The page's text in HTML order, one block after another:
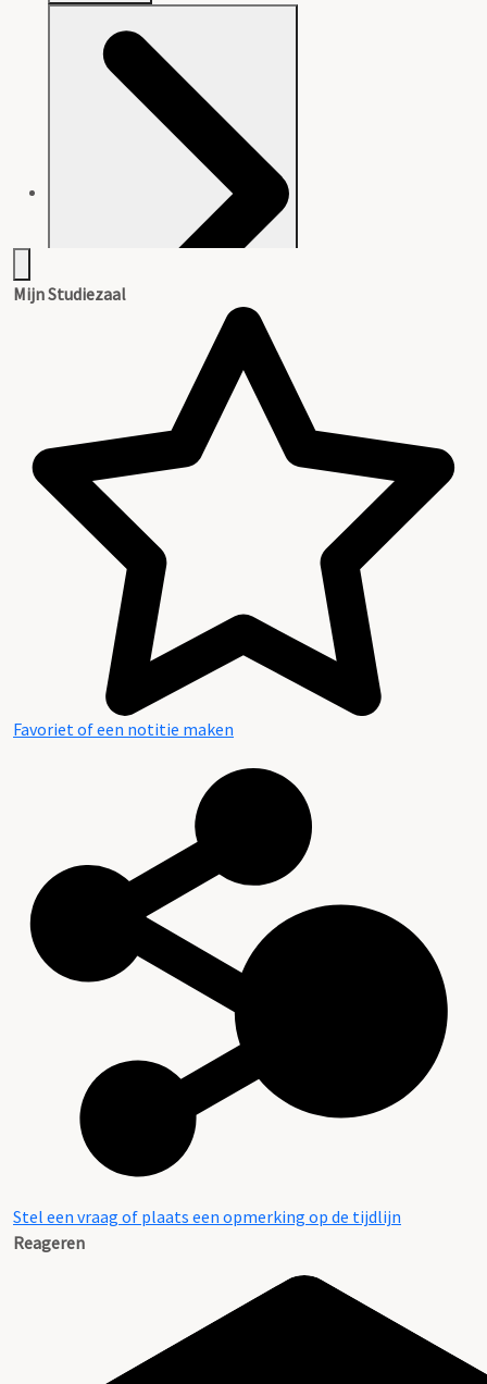
Aanwijzingen voor de gebruiker
Inleiding
Inventaris
Mijn Studiezaal
Favoriet of een notitie maken
Stel een vraag of plaats een opmerking op de tijdlijn
Reageren